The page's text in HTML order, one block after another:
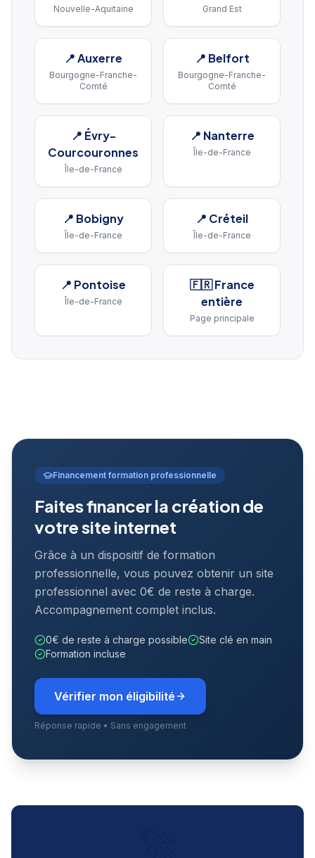
Nouvelle-Aquitaine Grand Est
📍Auxerre
Bourgogne-Franche-
Comté
📍 Belfort
Bourgogne-Franche-
Comté
📍 Évry-
Courcouronnes
Île-de-France
📍 Nanterre
Île-de-France
📍 Bobigny
Île-de-France
📍 Créteil
Île-de-France
📍 Pontoise
Île-de-France
🇫🇷 France
entière
Page principale
Financement formation professionnelle
Faites financer la création de
votre site internet
Grâce à un dispositif de formation
professionnelle, vous pouvez obtenir un site
professionnel avec 0€ de reste à charge.
Accompagnement complet inclus.
0€ de reste à charge possible
Site clé en main
Formation incluse
Vérifier mon éligibilité
Réponse rapide • Sans engagement